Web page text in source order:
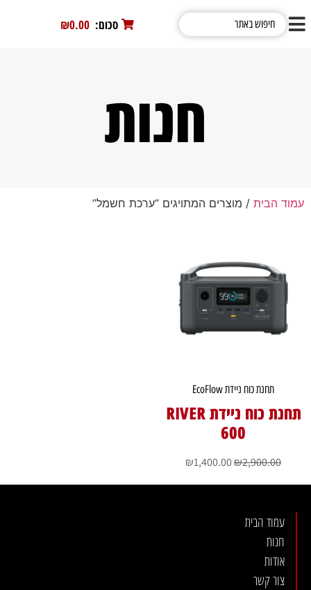
סכום: ₪0.00
חנות
עמוד הבית / מוצרים המתויגים “ערכת חשמל”
תחנת כוח ניידת EcoFlow
תחנת כוח ניידת RIVER
600
₪2,900.00
₪1,400.00
עמוד הבית
חנות
אודות
צור קשר